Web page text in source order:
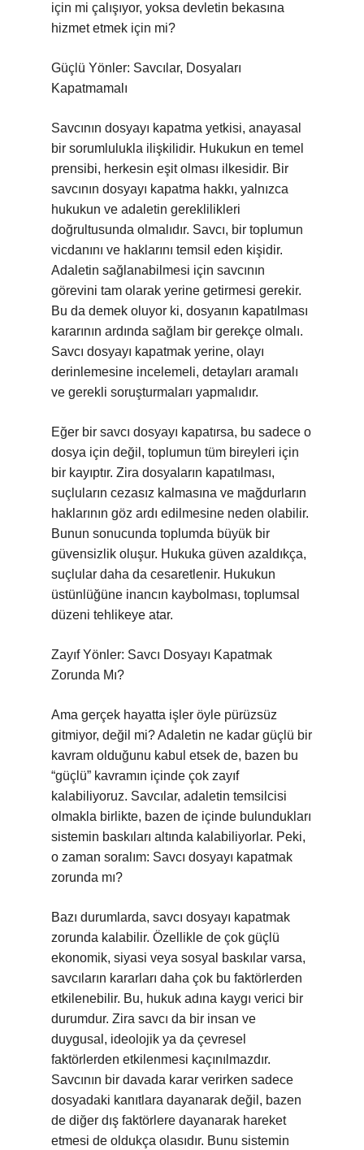
için mi çalışıyor, yoksa devletin bekasına
hizmet etmek için mi?
Güçlü Yönler: Savcılar, Dosyaları
Kapatmamalı
Savcının dosyayı kapatma yetkisi, anayasal
bir sorumlulukla ilişkilidir. Hukukun en temel
prensibi, herkesin eşit olması ilkesidir. Bir
savcının dosyayı kapatma hakkı, yalnızca
hukukun ve adaletin gereklilikleri
doğrultusunda olmalıdır. Savcı, bir toplumun
vicdanını ve haklarını temsil eden kişidir.
Adaletin sağlanabilmesi için savcının
görevini tam olarak yerine getirmesi gerekir.
Bu da demek oluyor ki, dosyanın kapatılması
kararının ardında sağlam bir gerekçe olmalı.
Savcı dosyayı kapatmak yerine, olayı
derinlemesine incelemeli, detayları aramalı
ve gerekli soruşturmaları yapmalıdır.
Eğer bir savcı dosyayı kapatırsa, bu sadece o
dosya için değil, toplumun tüm bireyleri için
bir kayıptır. Zira dosyaların kapatılması,
suçluların cezasız kalmasına ve mağdurların
haklarının göz ardı edilmesine neden olabilir.
Bunun sonucunda toplumda büyük bir
güvensizlik oluşur. Hukuka güven azaldıkça,
suçlular daha da cesaretlenir. Hukukun
üstünlüğüne inancın kaybolması, toplumsal
düzeni tehlikeye atar.
Zayıf Yönler: Savcı Dosyayı Kapatmak
Zorunda Mı?
Ama gerçek hayatta işler öyle pürüzsüz
gitmiyor, değil mi? Adaletin ne kadar güçlü bir
kavram olduğunu kabul etsek de, bazen bu
“güçlü” kavramın içinde çok zayıf
kalabiliyoruz. Savcılar, adaletin temsilcisi
olmakla birlikte, bazen de içinde bulundukları
sistemin baskıları altında kalabiliyorlar. Peki,
o zaman soralım: Savcı dosyayı kapatmak
zorunda mı?
Bazı durumlarda, savcı dosyayı kapatmak
zorunda kalabilir. Özellikle de çok güçlü
ekonomik, siyasi veya sosyal baskılar varsa,
savcıların kararları daha çok bu faktörlerden
etkilenebilir. Bu, hukuk adına kaygı verici bir
durumdur. Zira savcı da bir insan ve
duygusal, ideolojik ya da çevresel
faktörlerden etkilenmesi kaçınılmazdır.
Savcının bir davada karar verirken sadece
dosyadaki kanıtlara dayanarak değil, bazen
de diğer dış faktörlere dayanarak hareket
etmesi de oldukça olasıdır. Bunu sistemin